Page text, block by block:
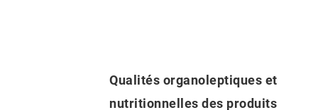
Qualités organoleptiques et
nutritionnelles des produits